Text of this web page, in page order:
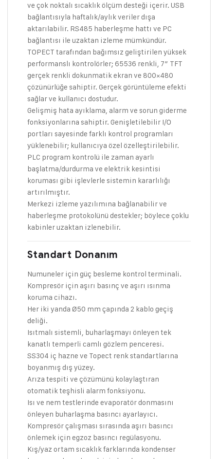
ve çok noktalı sıcaklık ölçüm desteği içerir. USB
bağlantısıyla haftalık/aylık veriler dışa
aktarılabilir. RS485 haberleşme hattı ve PC
bağlantısı ile uzaktan izleme mümkündür.
TOPECT tarafından bağımsız geliştirilen yüksek
performanslı kontrolörler; 65536 renkli, 7″ TFT
gerçek renkli dokunmatik ekran ve 800×480
çözünürlüğe sahiptir. Gerçek görüntüleme efekti
sağlar ve kullanıcı dostudur.
Gelişmiş hata ayıklama, alarm ve sorun giderme
fonksiyonlarına sahiptir. Genişletilebilir I/O
portları sayesinde farklı kontrol programları
yüklenebilir; kullanıcıya özel özelleştirilebilir.
PLC program kontrolü ile zaman ayarlı
başlatma/durdurma ve elektrik kesintisi
koruması gibi işlevlerle sistemin kararlılığı
artırılmıştır.
Merkezi izleme yazılımına bağlanabilir ve
haberleşme protokolünü destekler; böylece çoklu
kabinler uzaktan izlenebilir.
Standart Donanım
Numuneler için güç besleme kontrol terminali.
Kompresör için aşırı basınç ve aşırı ısınma
koruma cihazı.
Her iki yanda Ø50 mm çapında 2 kablo geçiş
deliği.
Isıtmalı sistemli, buharlaşmayı önleyen tek
kanatlı temperli camlı gözlem penceresi.
SS304 iç hazne ve Topect renk standartlarına
boyanmış dış yüzey.
Arıza tespiti ve çözümünü kolaylaştıran
otomatik teşhisli alarm fonksiyonu.
Isı ve nem testlerinde evaporatör donmasını
önleyen buharlaşma basıncı ayarlayıcı.
Kompresör çalışması sırasında aşırı basıncı
önlemek için egzoz basıncı regülasyonu.
Kış/yaz ortam sıcaklık farklarında kondenser